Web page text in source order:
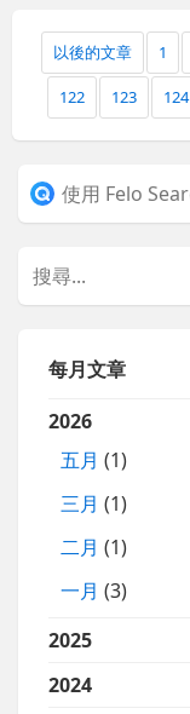
以後的文章 1
122 123 124
每月文章
2026
五月 (1)
三月 (1)
二月 (1)
一月 (3)
2025
2024